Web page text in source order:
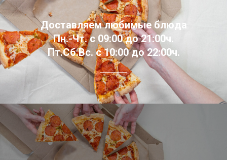
Доставляем любимые блюда
Пн.-Чт. с 09:00 до 21:00ч.
Пт.Сб.Вс. с 10:00 до 22:00ч.